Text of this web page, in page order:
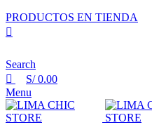
PRODUCTOS EN TIENDA
Search
S/0.00
Menu